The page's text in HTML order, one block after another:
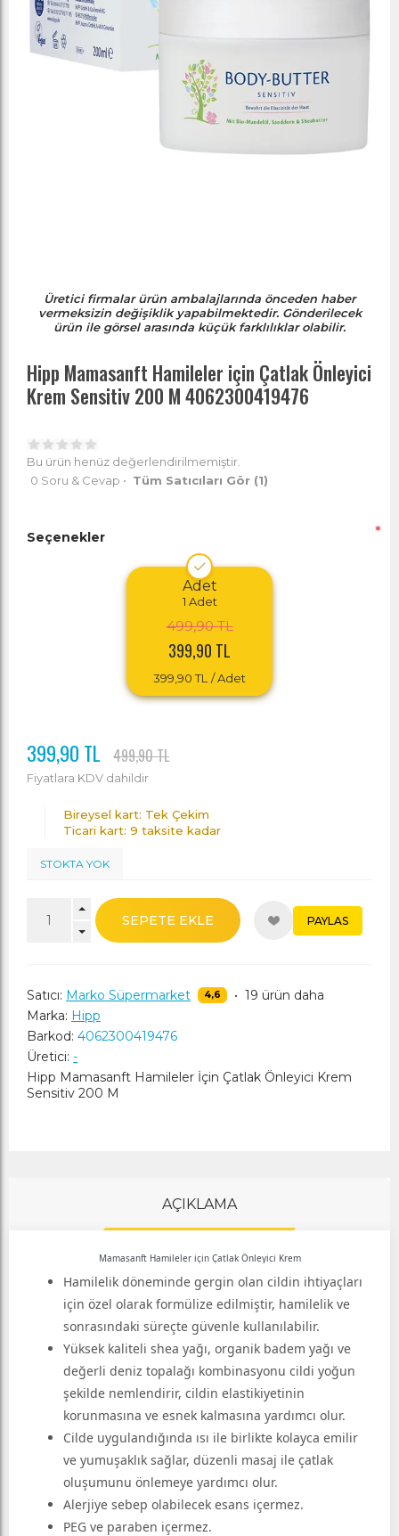
Üretici firmalar ürün ambalajlarında önceden haber
vermeksizin değişiklik yapabilmektedir. Gönderilecek
ürün ile görsel arasında küçük farklılıklar olabilir.
Hipp Mamasanft Hamileler için Çatlak Önleyici
Krem Sensitiv 200 M 4062300419476
Bu ürün henüz değerlendirilmemiştir.
0 Soru & Cevap • Tüm Satıcıları Gör (1)
Seçenekler *
Adet
1 Adet
499,90 TL
399,90 TL
399,90 TL / Adet
399,90 TL 499,90 TL
Fiyatlara KDV dahildir
Bireysel kart: Tek Çekim
Ticari kart: 9 taksite kadar
STOKTA YOK
SEPETE EKLE PAYLAS
Satıcı: Marko Süpermarket 4,6 • 19 ürün daha
Marka: Hipp
Barkod: 4062300419476
Üretici: -
Hipp Mamasanft Hamileler İçin Çatlak Önleyici Krem
Sensitiv 200 M
AÇIKLAMA
Mamasanft Hamileler için Çatlak Önleyici Krem
Hamilelik döneminde gergin olan cildin ihtiyaçları
için özel olarak formülize edilmiştir, hamilelik ve
sonrasındaki süreçte güvenle kullanılabilir.
Yüksek kaliteli shea yağı, organik badem yağı ve
değerli deniz topalağı kombinasyonu cildi yoğun
şekilde nemlendirir, cildin elastikiyetinin
korunmasına ve esnek kalmasına yardımcı olur.
Cilde uygulandığında ısı ile birlikte kolayca emilir
ve yumuşaklık sağlar, düzenli masaj ile çatlak
oluşumunu önlemeye yardımcı olur.
Alerjiye sebep olabilecek esans içermez.
PEG ve paraben içermez.